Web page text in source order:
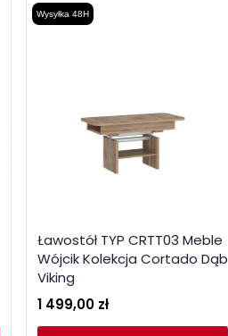
Wysyłka 48H
Ławostół TYP CRTT03 Meble
Wójcik Kolekcja Cortado Dąb
Viking
1 499,00 zł